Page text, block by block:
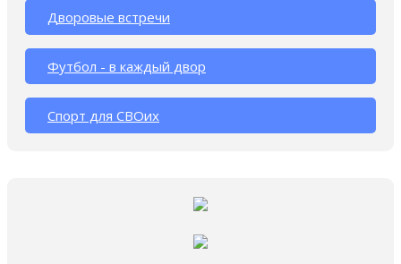
Дворовые встречи
Футбол - в каждый двор
Спорт для СВОих